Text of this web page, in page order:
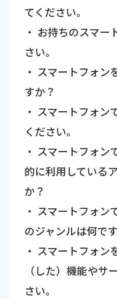
てください。
・ お持ちのスマー
さい。
・ スマートフォ
すか？
・ スマートフォン
ください。
・ スマートフォ
的に利用している
か？
・ スマートフォン
のジャンルは何で
・ スマートフォン
（した）機能やサ
さい。